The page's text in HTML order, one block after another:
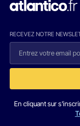
RECEVEZ NOTRE
En cliquant sur